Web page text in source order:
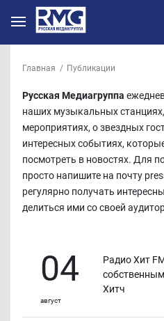
Главная Публикации
Русская Медиагруппа
наших музыкальных
мероприятиях, о звездных
интересных событиях,
посмотреть в новостях. Для
просто напишите на почту
регулярно получать
делиться ими со своей
04
август
Радио Хит
Хитч